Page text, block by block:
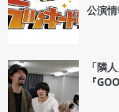
公演情
「隣
『